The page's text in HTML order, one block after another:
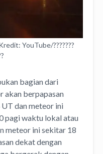
YouTube/???????
bagian dari
akan berpapasan
dan meteor ini
pagi waktu lokal atau
meteor ini sekitar 18
dekat dengan